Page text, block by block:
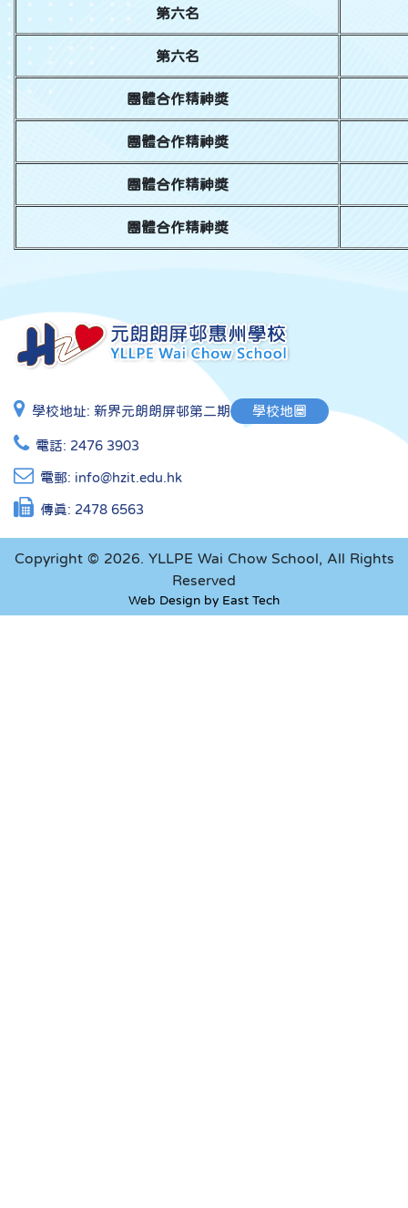
第六名
第六名
團體合作精神獎
團體合作精神獎
團體合作精神獎
團體合作精神獎
學校地址: 新界元朗朗屏邨第二期 學校地圖
電話: 2476 3903
電郵: info@hzit.edu.hk
傳真: 2478 6563
Copyright © 2026. YLLPE Wai Chow School, All Rights
Reserved
Web Design by East Tech